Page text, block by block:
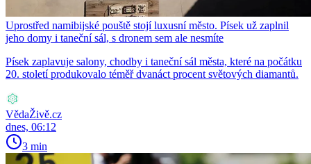
Uprostřed namibijské pouště stojí luxusní město. Písek už zaplnil
jeho domy i taneční sál, s dronem sem ale nesmíte
Písek zaplavuje salony, chodby i taneční sál města, které na počátku
20. století produkovalo téměř dvanáct procent světových diamantů.
VědaŽivě.cz
dnes, 06:12
3 min